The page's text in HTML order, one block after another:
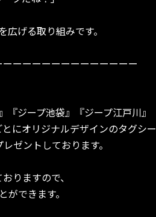
げる取り組みです。
ーーーーーーーーーーーーー
ジープ池袋』『ジープ江戸川』
にオリジナルデザインのタグシー
ゼントしております。
りますので、
できます。